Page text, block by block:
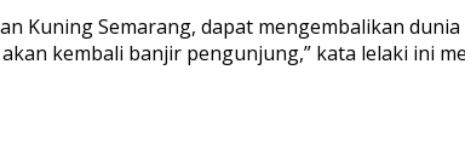
Kuning Semarang, dapat mengembalikan
kembali banjir pengunjung,” kata lelaki ini